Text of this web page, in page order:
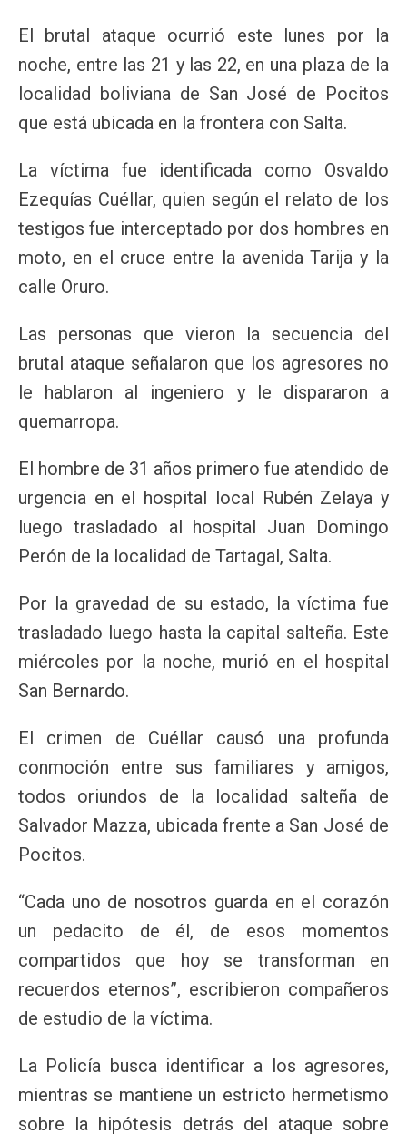
El brutal ataque ocurrió este lunes por la
noche, entre las 21 y las 22, en una plaza de la
localidad boliviana de San José de Pocitos
que está ubicada en la frontera con Salta.
La víctima fue identificada como Osvaldo
Ezequías Cuéllar, quien según el relato de los
testigos fue interceptado por dos hombres en
moto, en el cruce entre la avenida Tarija y la
calle Oruro.
Las personas que vieron la secuencia del
brutal ataque señalaron que los agresores no
le hablaron al ingeniero y le dispararon a
quemarropa.
El hombre de 31 años primero fue atendido de
urgencia en el hospital local Rubén Zelaya y
luego trasladado al hospital Juan Domingo
Perón de la localidad de Tartagal, Salta.
Por la gravedad de su estado, la víctima fue
trasladado luego hasta la capital salteña. Este
miércoles por la noche, murió en el hospital
San Bernardo.
El crimen de Cuéllar causó una profunda
conmoción entre sus familiares y amigos,
todos oriundos de la localidad salteña de
Salvador Mazza, ubicada frente a San José de
Pocitos.
“Cada uno de nosotros guarda en el corazón
un pedacito de él, de esos momentos
compartidos que hoy se transforman en
recuerdos eternos”, escribieron compañeros
de estudio de la víctima.
La Policía busca identificar a los agresores,
mientras se mantiene un estricto hermetismo
sobre la hipótesis detrás del ataque sobre